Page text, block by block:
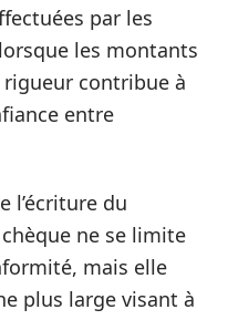
par les
les montants
contribue à
entre
l’écriture du
ne se limite
mais elle
plus large visant à